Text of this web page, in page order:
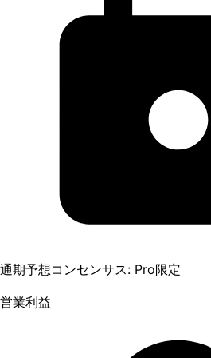
通期予想コンセンサス: Pro限定
営業利益